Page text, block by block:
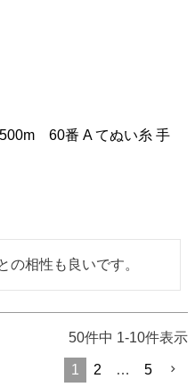
60番 A てぬい糸 手
の相性も良いです。
50件中 1-10件表示
1 2 … 5